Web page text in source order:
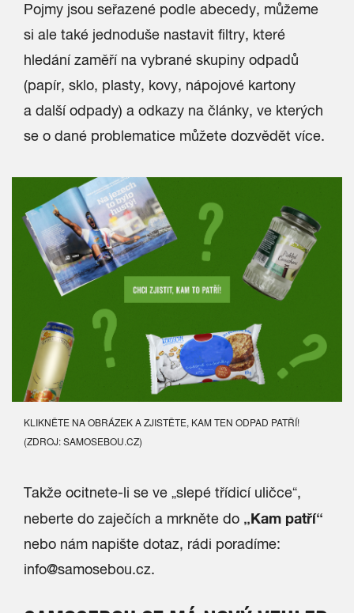
Pojmy jsou seřazené podle abecedy, můžeme
si ale také jednoduše nastavit filtry, které
hledání zaměří na vybrané skupiny odpadů
(papír, sklo, plasty, kovy, nápojové kartony
a další odpady) a odkazy na články, ve kterých
se o dané problematice můžete dozvědět více.
KLIKNĚTE NA OBRÁZEK A ZJISTĚTE, KAM TEN ODPAD PATŘÍ!
(ZDROJ: SAMOSEBOU.CZ)
Takže ocitnete-li se ve „slepé třídicí uličce“,
neberte do zaječích a mrkněte do „Kam patří“
nebo nám napište dotaz, rádi poradíme:
info@samosebou.cz.